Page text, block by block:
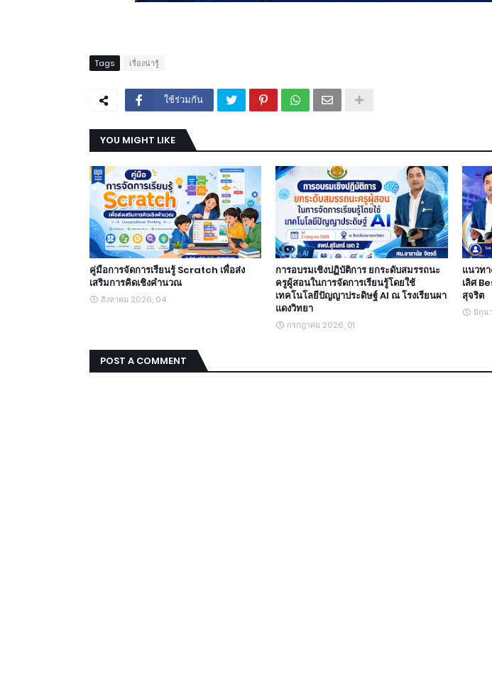
Tags เรื่องน่ารู้
ใช้ร่วมกัน
YOU MIGHT LIKE
คู่มือการจัดการเรียนรู้ Scratch เพื่อส่ง
เสริมการคิดเชิงคำนวณ
สิงหาคม 2026, 04
การอบรมเชิงปฏิบัติการ ยกระดับสมรรถนะ
ครูผู้สอนในการจัดการเรียนรู้โดยใช้
เทคโนโลยีปัญญาประดิษฐ์ AI ณ โรงเรียนผา
แดงวิทยา
กรกฎาคม 2026, 01
แนวท
เลิศ
สุจริต
มิถุน
POST A COMMENT